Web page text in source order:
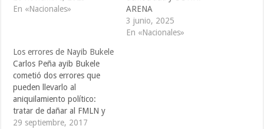
En «Nacionales»
ARENA
3 junio, 2025
En «Nacionales»
Los errores de Nayib Bukele
Carlos Peña ayib Bukele
cometió dos errores que
pueden llevarlo al
aniquilamiento político:
tratar de dañar al FMLN y
correr demasiado rápido.
29 septiembre, 2017